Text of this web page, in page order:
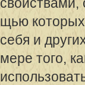
щью
себя и
мере того,